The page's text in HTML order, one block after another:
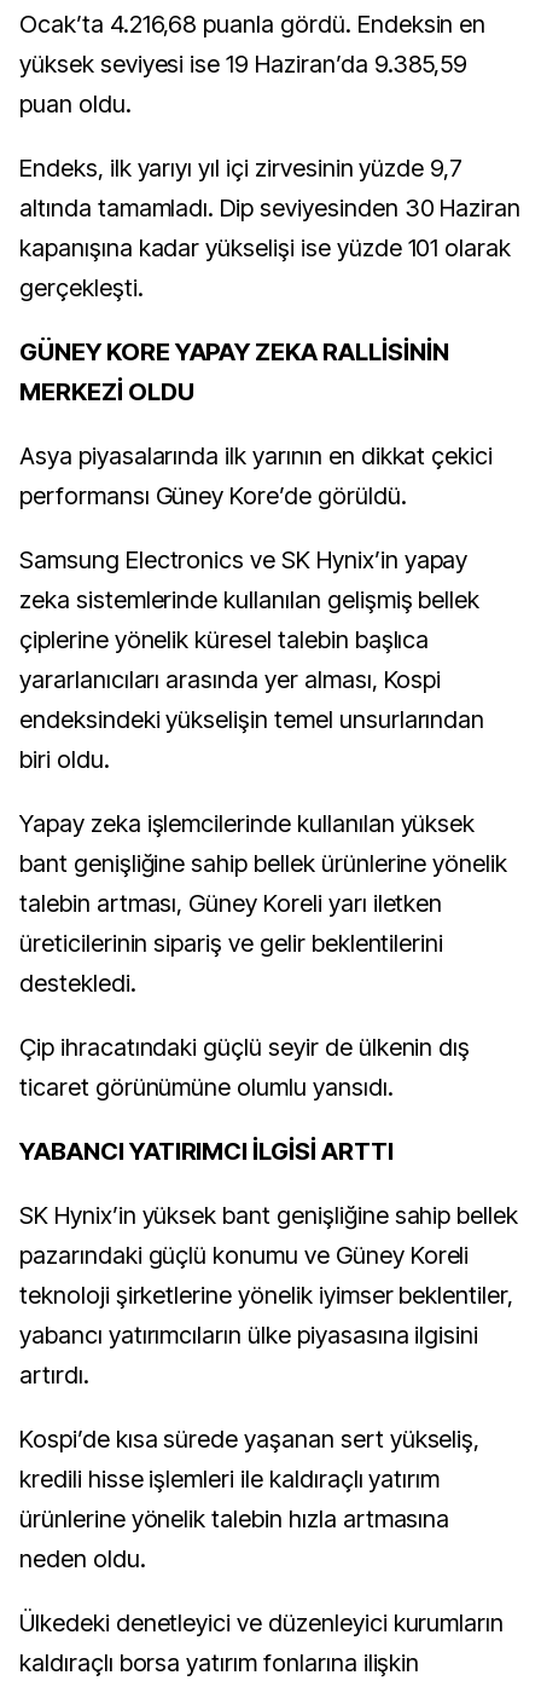
Ocak’ta 4.216,68 puanla gördü. Endeksin en
yüksek seviyesi ise 19 Haziran’da 9.385,59
puan oldu.
Endeks, ilk yarıyı yıl içi zirvesinin yüzde 9,7
altında tamamladı. Dip seviyesinden 30 Haziran
kapanışına kadar yükselişi ise yüzde 101 olarak
gerçekleşti.
GÜNEY KORE YAPAY ZEKA RALLİSİNİN
MERKEZİ OLDU
Asya piyasalarında ilk yarının en dikkat çekici
performansı Güney Kore’de görüldü.
Samsung Electronics ve SK Hynix’in yapay
zeka sistemlerinde kullanılan gelişmiş bellek
çiplerine yönelik küresel talebin başlıca
yararlanıcıları arasında yer alması, Kospi
endeksindeki yükselişin temel unsurlarından
biri oldu.
Yapay zeka işlemcilerinde kullanılan yüksek
bant genişliğine sahip bellek ürünlerine yönelik
talebin artması, Güney Koreli yarı iletken
üreticilerinin sipariş ve gelir beklentilerini
destekledi.
Çip ihracatındaki güçlü seyir de ülkenin dış
ticaret görünümüne olumlu yansıdı.
YABANCI YATIRIMCI İLGİSİ ARTTI
SK Hynix’in yüksek bant genişliğine sahip bellek
pazarındaki güçlü konumu ve Güney Koreli
teknoloji şirketlerine yönelik iyimser beklentiler,
yabancı yatırımcıların ülke piyasasına ilgisini
artırdı.
Kospi’de kısa sürede yaşanan sert yükseliş,
kredili hisse işlemleri ile kaldıraçlı yatırım
ürünlerine yönelik talebin hızla artmasına
neden oldu.
Ülkedeki denetleyici ve düzenleyici kurumların
kaldıraçlı borsa yatırım fonlarına ilişkin